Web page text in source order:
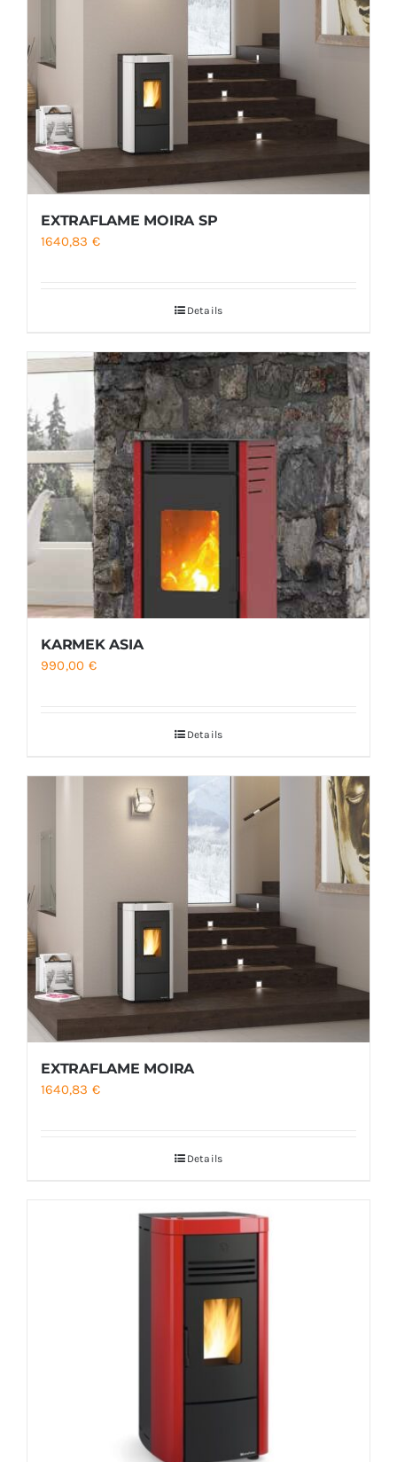
EXTRAFLAME MOIRA SP
1640,83 €
Details
KARMEK ASIA
990,00 €
Details
EXTRAFLAME MOIRA
1640,83 €
Details